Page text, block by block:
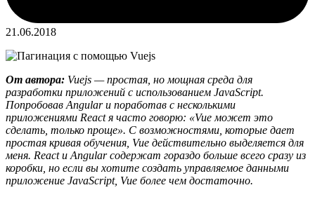
21.06.2018
От автора: Vuejs — простая, но мощная среда для
разработки приложений с использованием JavaScript.
Попробовав Angular и поработав с несколькими
приложениями React я часто говорю: «Vue может это
сделать, только проще». С возможностями, которые дает
простая кривая обучения, Vue действительно выделяется для
меня. React и Angular содержат гораздо больше всего сразу из
коробки, но если вы хотите создать управляемое данными
приложение JavaScript, Vue более чем достаточно.